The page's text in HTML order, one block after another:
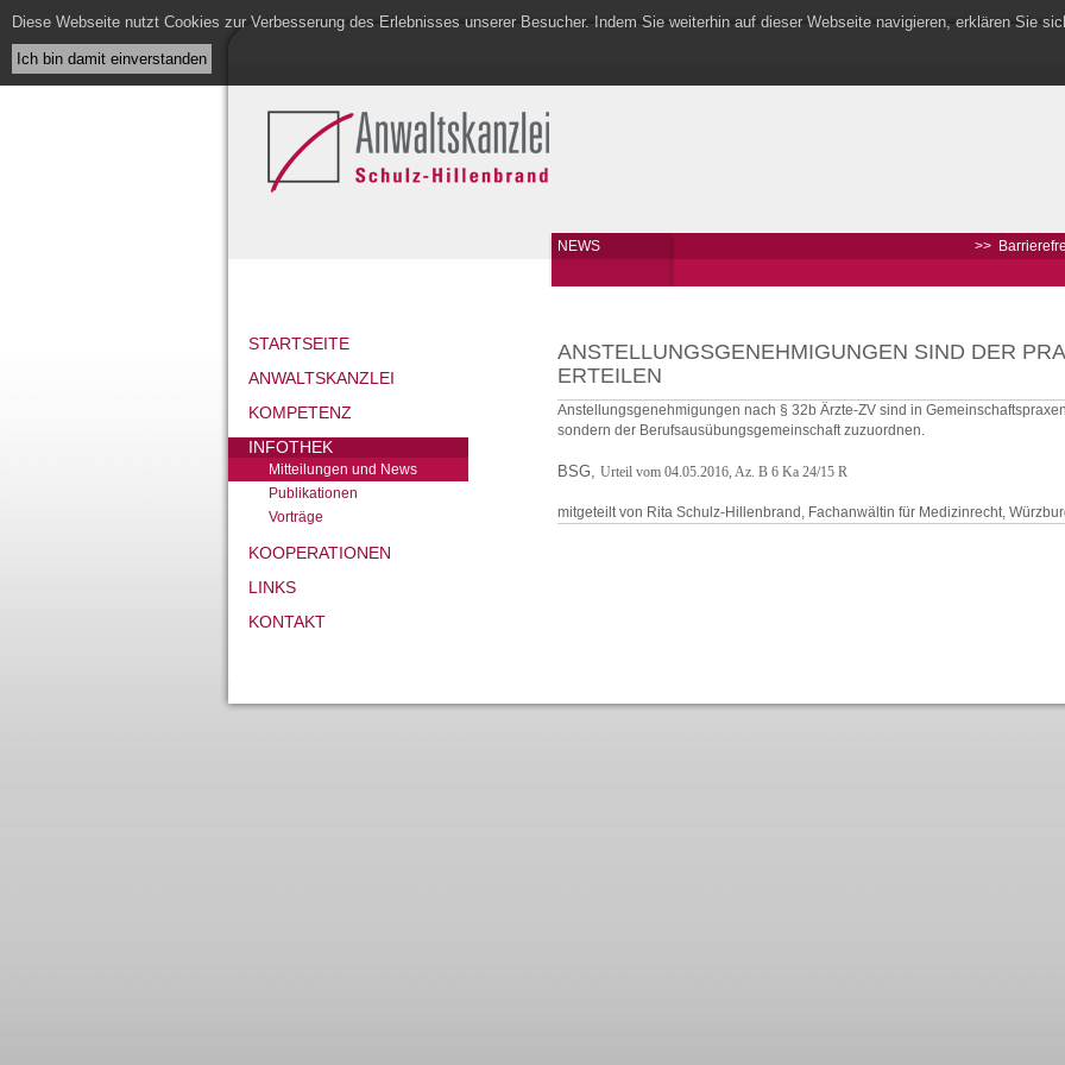
NEWS >>Barrierefreie
STARTSEITE
ANWALTSKANZLEI
KOMPETENZ
INFOTHEK
Mitteilungen und News
Publikationen
Vorträge
KOOPERATIONEN
LINKS
KONTAKT
ANSTELLUNGSGENEHMIGUNGEN SIND DER
ERTEILEN
Anstellungsgenehmigungen nach § 32b Ärzte-ZV sind in
sondern der Berufsausübungsgemeinschaft zuzuordnen.
BSG, Urteil vom 04.05.2016, Az. B 6 Ka 24/15 R
mitgeteilt von Rita Schulz-Hillenbrand, Fachanwältin für Medizinrecht,
Diese Webseite nutzt Cookies zur Verbesserung des Erlebnisses unserer Besucher. Indem Sie weiterhin auf dieser Webseite navigieren, erklären Sie